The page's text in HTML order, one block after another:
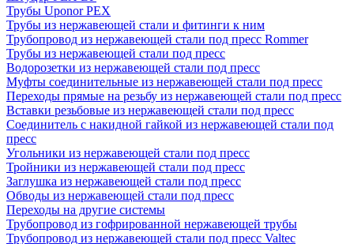
Трубы Uponor PEX
Трубы из нержавеющей стали и фитинги к ним
Трубопровод из нержавеющей стали под пресс Rommer
Трубы из нержавеющей стали под пресс
Водорозетки из нержавеющей стали под пресс
Муфты соединительные из нержавеющей стали под пресс
Переходы прямые на резьбу из нержавеющей стали под пресс
Вставки резьбовые из нержавеющей стали под пресс
Соединитель с накидной гайкой из нержавеющей стали под
пресс
Угольники из нержавеющей стали под пресс
Тройники из нержавеющей стали под пресс
Заглушка из нержавеющей стали под пресс
Обводы из нержавеющей стали под пресс
Переходы на другие системы
Трубопровод из гофрированной нержавеющей трубы
Трубопровод из нержавеющей стали под пресс Valtec